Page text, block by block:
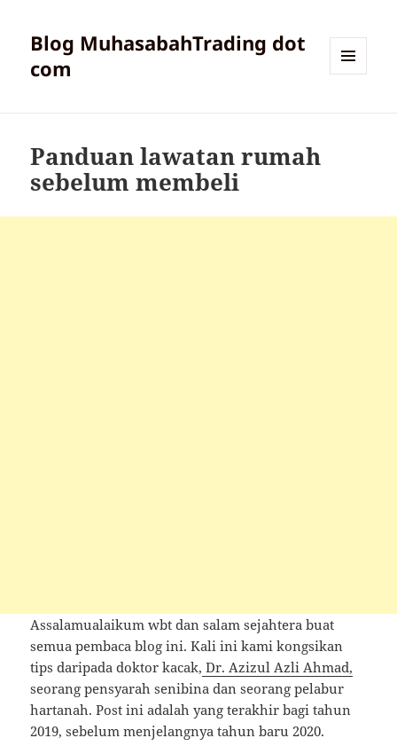
Blog MuhasabahTrading dot
com
Panduan lawatan rumah
sebelum membeli
Assalamualaikum wbt dan salam sejahtera buat
semua pembaca blog ini. Kali ini kami kongsikan
tips daripada doktor kacak, Dr. Azizul Azli Ahmad,
seorang pensyarah senibina dan seorang pelabur
hartanah. Post ini adalah yang terakhir bagi tahun
2019, sebelum menjelangnya tahun baru 2020.